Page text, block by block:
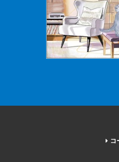
コ